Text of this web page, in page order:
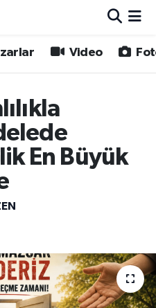
Video
En Büyük
ve Fikstür